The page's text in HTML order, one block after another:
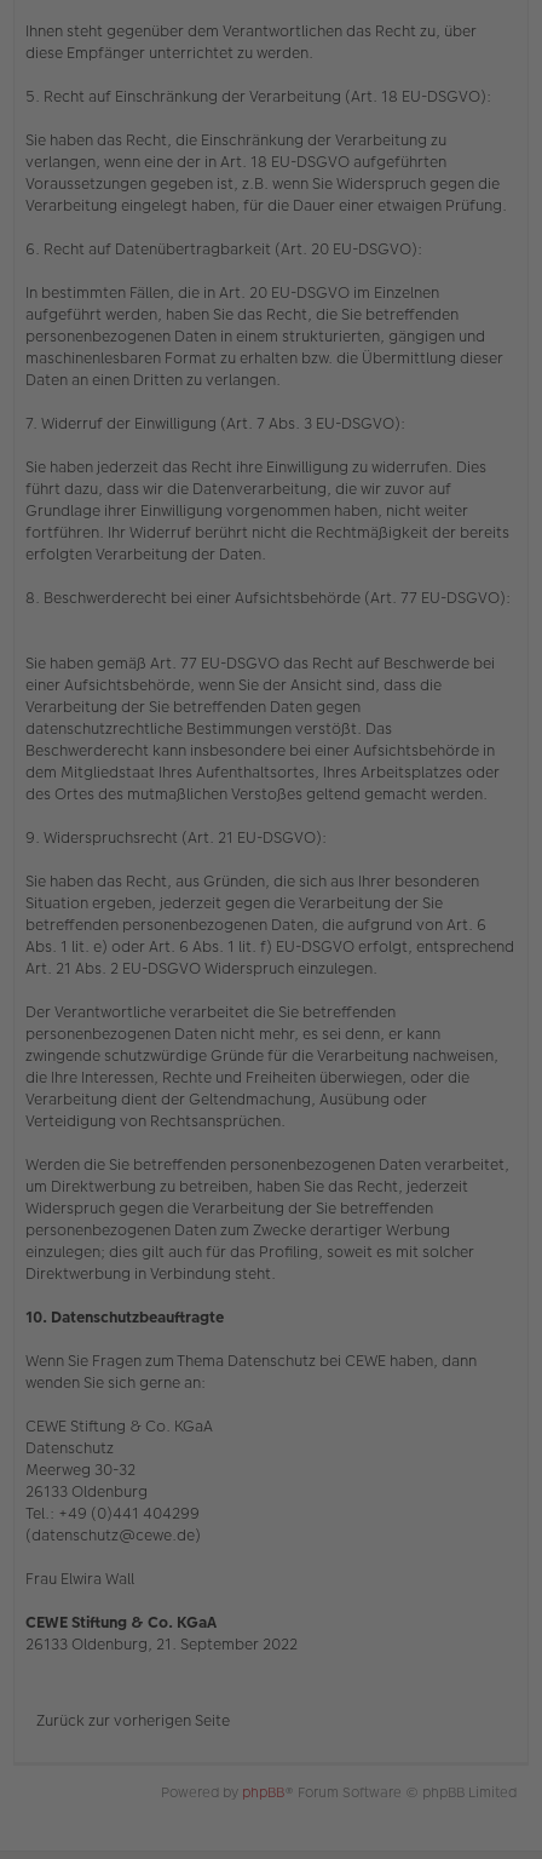
Ihnen steht gegenüber dem Verantwortlichen das Recht zu, über
diese Empfänger unterrichtet zu werden.
5. Recht auf Einschränkung der Verarbeitung (Art. 18 EU-DSGVO):
Sie haben das Recht, die Einschränkung der Verarbeitung zu
verlangen, wenn eine der in Art. 18 EU-DSGVO aufgeführten
Voraussetzungen gegeben ist, z.B. wenn Sie Widerspruch gegen die
Verarbeitung eingelegt haben, für die Dauer einer etwaigen Prüfung.
6. Recht auf Datenübertragbarkeit (Art. 20 EU-DSGVO):
In bestimmten Fällen, die in Art. 20 EU-DSGVO im Einzelnen
aufgeführt werden, haben Sie das Recht, die Sie betreffenden
personenbezogenen Daten in einem strukturierten, gängigen und
maschinenlesbaren Format zu erhalten bzw. die Übermittlung dieser
Daten an einen Dritten zu verlangen.
7. Widerruf der Einwilligung (Art. 7 Abs. 3 EU-DSGVO):
Sie haben jederzeit das Recht ihre Einwilligung zu widerrufen. Dies
führt dazu, dass wir die Datenverarbeitung, die wir zuvor auf
Grundlage ihrer Einwilligung vorgenommen haben, nicht weiter
fortführen. Ihr Widerruf berührt nicht die Rechtmäßigkeit der bereits
erfolgten Verarbeitung der Daten.
8. Beschwerderecht bei einer Aufsichtsbehörde (Art. 77 EU-DSGVO):
Sie haben gemäß Art. 77 EU-DSGVO das Recht auf Beschwerde bei
einer Aufsichtsbehörde, wenn Sie der Ansicht sind, dass die
Verarbeitung der Sie betreffenden Daten gegen
datenschutzrechtliche Bestimmungen verstößt. Das
Beschwerderecht kann insbesondere bei einer Aufsichtsbehörde in
dem Mitgliedstaat Ihres Aufenthaltsortes, Ihres Arbeitsplatzes oder
des Ortes des mutmaßlichen Verstoßes geltend gemacht werden.
9. Widerspruchsrecht (Art. 21 EU-DSGVO):
Sie haben das Recht, aus Gründen, die sich aus Ihrer besonderen
Situation ergeben, jederzeit gegen die Verarbeitung der Sie
betreffenden personenbezogenen Daten, die aufgrund von Art. 6
Abs. 1 lit. e) oder Art. 6 Abs. 1 lit. f) EU-DSGVO erfolgt, entsprechend
Art. 21 Abs. 2 EU-DSGVO Widerspruch einzulegen.
Der Verantwortliche verarbeitet die Sie betreffenden
personenbezogenen Daten nicht mehr, es sei denn, er kann
zwingende schutzwürdige Gründe für die Verarbeitung nachweisen,
die Ihre Interessen, Rechte und Freiheiten überwiegen, oder die
Verarbeitung dient der Geltendmachung, Ausübung oder
Verteidigung von Rechtsansprüchen.
Werden die Sie betreffenden personenbezogenen Daten verarbeitet,
um Direktwerbung zu betreiben, haben Sie das Recht, jederzeit
Widerspruch gegen die Verarbeitung der Sie betreffenden
personenbezogenen Daten zum Zwecke derartiger Werbung
einzulegen; dies gilt auch für das Profiling, soweit es mit solcher
Direktwerbung in Verbindung steht.
10. Datenschutzbeauftragte
Wenn Sie Fragen zum Thema Datenschutz bei CEWE haben, dann
wenden Sie sich gerne an:
CEWE Stiftung & Co. KGaA
Datenschutz
Meerweg 30-32
26133 Oldenburg
Tel.: +49 (0)441 404299
(datenschutz@cewe.de)
Frau Elwira Wall
CEWE Stiftung & Co. KGaA
26133 Oldenburg, 21. September 2022
Zurück zur vorherigen Seite
Powered by phpBB® Forum Software © phpBB Limited